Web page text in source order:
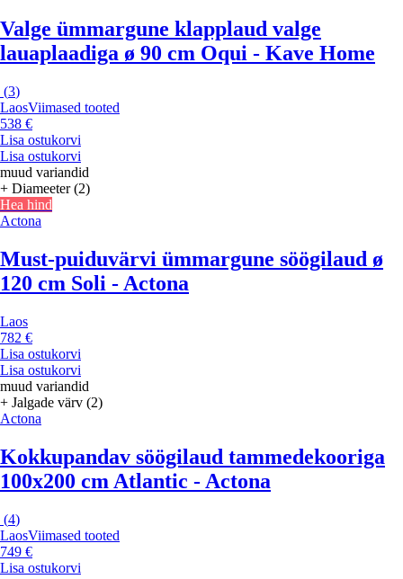
Valge ümmargune klapplaud valge
lauaplaadiga ø 90 cm Oqui - Kave Home
(3)
LaosViimased tooted
538 €
Lisa ostukorvi
Lisa ostukorvi
muud variandid
+ Diameeter (2)
Hea hind
Actona
Must-puiduvärvi ümmargune söögilaud ø
120 cm Soli - Actona
Laos
782 €
Lisa ostukorvi
Lisa ostukorvi
muud variandid
+ Jalgade värv (2)
Actona
Kokkupandav söögilaud tammedekooriga
100x200 cm Atlantic - Actona
(4)
LaosViimased tooted
749 €
Lisa ostukorvi